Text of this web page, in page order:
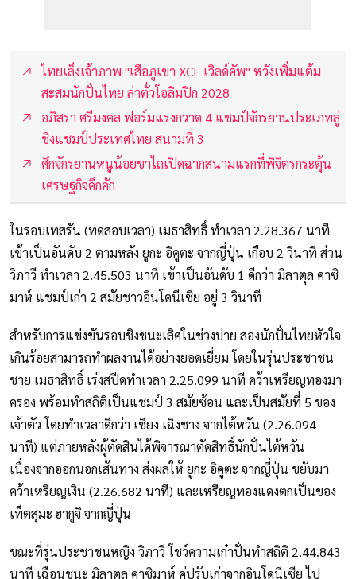
ไทยเล็งเจ้าภาพ "เสือภูเขา XCE เวิลด์คัพ" หวังเพิ่มแต้ม
สะสมนักปั่นไทย ล่าตั๋วโอลิมปิก 2028
อภิสรา ศรีมงคล ฟอร์มแรงกวาด 4 แชมป์จักรยานประเภทลู่
ชิงแชมป์ประเทศไทย สนามที่ 3
ศึกจักรยานหนูน้อยขาไถเปิดฉากสนามแรกที่พิจิตรกระตุ้น
เศรษฐกิจคึกคัก
ในรอบเทสรัน (ทดสอบเวลา) เมธาสิทธิ์ ทำเวลา 2.28.367 นาที
เข้าเป็นอันดับ 2 ตามหลัง ยูกะ อิคูตะ จากญี่ปุ่น เกือบ 2 วินาที ส่วน
วิภาวี ทำเวลา 2.45.503 นาที เข้าเป็นอันดับ 1 ดีกว่า มิลาตุล คาซิ
มาห์ แชมป์เก่า 2 สมัยชาวอินโดนีเซีย อยู่ 3 วินาที
สำหรับการแข่งขันรอบชิงชนะเลิศในช่วงบ่าย สองนักปั่นไทยหัวใจ
เกินร้อยสามารถทำผลงานได้อย่างยอดเยี่ยม โดยในรุ่นประชาชน
ชาย เมธาสิทธิ์ เร่งสปีดทำเวลา 2.25.099 นาที คว้าเหรียญทองมา
ครอง พร้อมทำสถิติเป็นแชมป์ 3 สมัยซ้อน และเป็นสมัยที่ 5 ของ
เจ้าตัว โดยทำเวลาดีกว่า เชียง เฉิงชาง จากไต้หวัน (2.26.094
นาที) แต่ภายหลังผู้ตัดสินได้พิจารณาตัดสิทธิ์นักปั่นไต้หวัน
เนื่องจากออกนอกเส้นทาง ส่งผลให้ ยูกะ อิคูตะ จากญี่ปุ่น ขยับมา
คว้าเหรียญเงิน (2.26.682 นาที) และเหรียญทองแดงตกเป็นของ
เท็ตสุมะ ฮากูจิ จากญี่ปุ่น
ขณะที่รุ่นประชาชนหญิง วิภาวี โชว์ความเก๋าปั่นทำสถิติ 2.44.843
นาที เฉือนชนะ มิลาตุล คาซิมาห์ คู่ปรับเก่าจากอินโดนีเซีย ไป